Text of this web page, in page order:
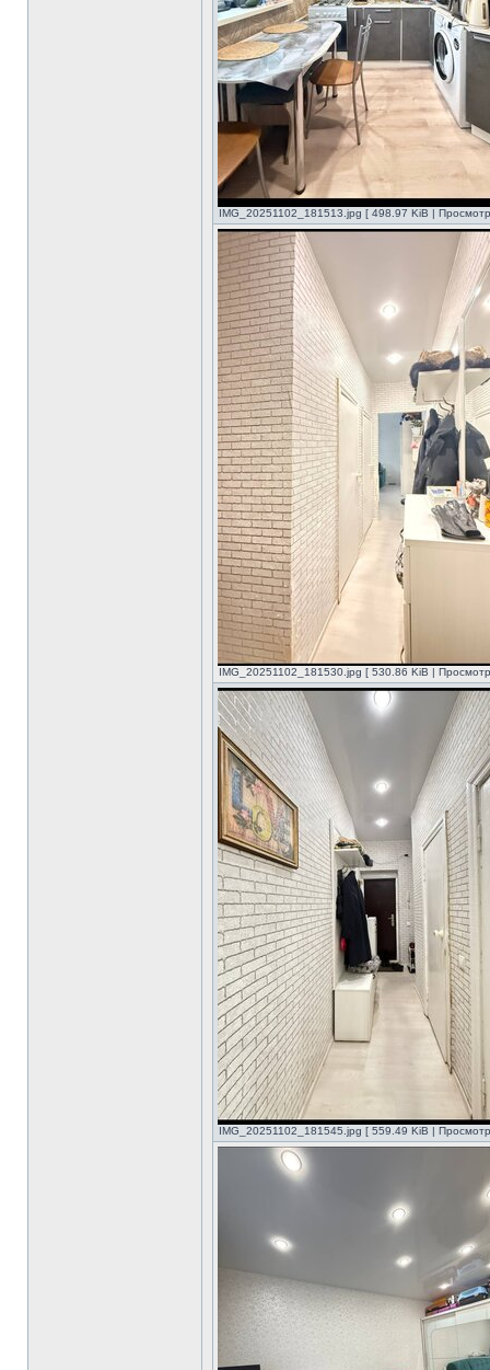
IMG_20251102_181513.jpg [ 498.97 KiB |
IMG_20251102_181530.jpg [ 530.86 KiB |
IMG_20251102_181545.jpg [ 559.49 KiB |